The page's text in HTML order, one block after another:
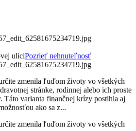
uliciPozrieť nehnuteľnosť
zmenila ľuďom životy vo všetkých
stránke, rodinnej alebo ich proste
Táto varianta finančnej krízy postihla aj
ako sa z...
zmenila ľuďom životy vo všetkých